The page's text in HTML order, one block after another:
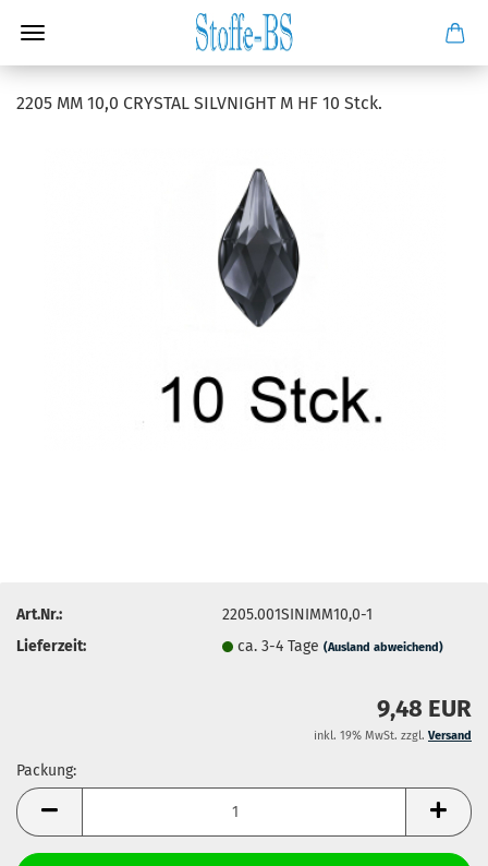
2205 MM 10,0 CRYSTAL SILVNIGHT M HF 10 Stck.
Art.Nr.:
2205.001SINIMM10,0-1
Lieferzeit:
ca. 3-4 Tage(Ausland abweichend)
9,48 EUR
inkl. 19% MwSt. zzgl. Versand
Packung:
Packung